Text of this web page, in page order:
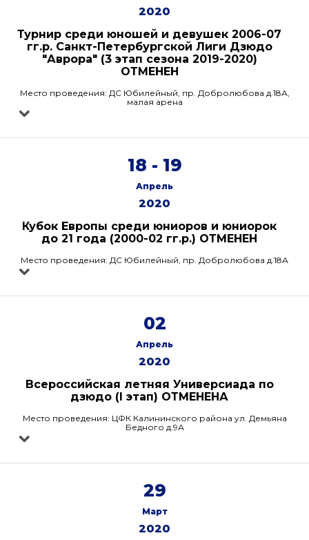
2020
Турнир среди юношей и девушек 2006-07
гг.р. Санкт-Петербургской Лиги Дзюдо
"Аврора" (3 этап сезона 2019-2020)
ОТМЕНЕН
Место проведения: ДС Юбилейный, пр. Добролюбова д.18А,
малая арена
18 - 19
Апрель
2020
Кубок Европы среди юниоров и юниорок
до 21 года (2000-02 гг.р.) ОТМЕНЕН
Место проведения: ДС Юбилейный, пр. Добролюбова д.18А
02
Апрель
2020
Всероссийская летняя Универсиада по
дзюдо (I этап) ОТМЕНЕНА
Место проведения: ЦФК Калининского района ул. Демьяна
Бедного д.9А
29
Март
2020